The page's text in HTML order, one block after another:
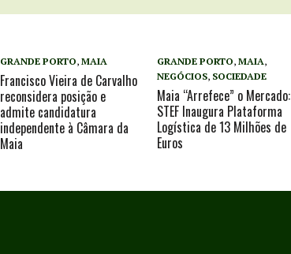
GRANDE PORTO,MAIA
Francisco Vieira de Carvalho
reconsidera posição e
admite candidatura
independente à Câmara da
Maia
GRANDE PORTO,MAIA,
NEGÓCIOS, SOCIEDADE
Maia “Arrefece” o Mercado:
STEF Inaugura Plataforma
Logística de 13 Milhões de
Euros